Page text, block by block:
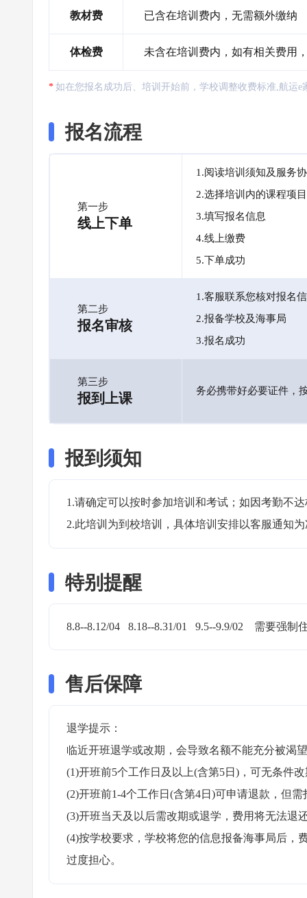
教材费 已含在培训费内，无需额外缴纳
体检费 未含在培训费内，如有相关费用
如在您报名成功后、培训开始前，学校调整收费标准,航运
报名流程
第一步
线上下单
1.阅读培训须知及服务
2.选择培训内的课程项目
3.填写报名信息
4.线上缴费
5.下单成功
第二步
报名审核
1.客服联系您核对报名
2.报备学校及海事局
3.报名成功
第三步
报到上课 务必携带好必要证件，
报到须知
1.请确定可以按时参加培训和考试；如因考勤不
2.此培训为到校培训，具体培训安排以客服通知
特别提醒
8.8--8.12/04   8.18--8.31/01   9.5--9.9/02    需要强制
售后保障
退学提示：
临近开班退学或改期，会导致名额不能充分被渴
(1)开班前5个工作日及以上(含第5日)，可无条件
(2)开班前1-4个工作日(含第4日)可申请退款，但
(3)开班当天及以后需改期或退学，费用将无法退
(4)按学校要求，学校将您的信息报备海事局后，
过度担心。